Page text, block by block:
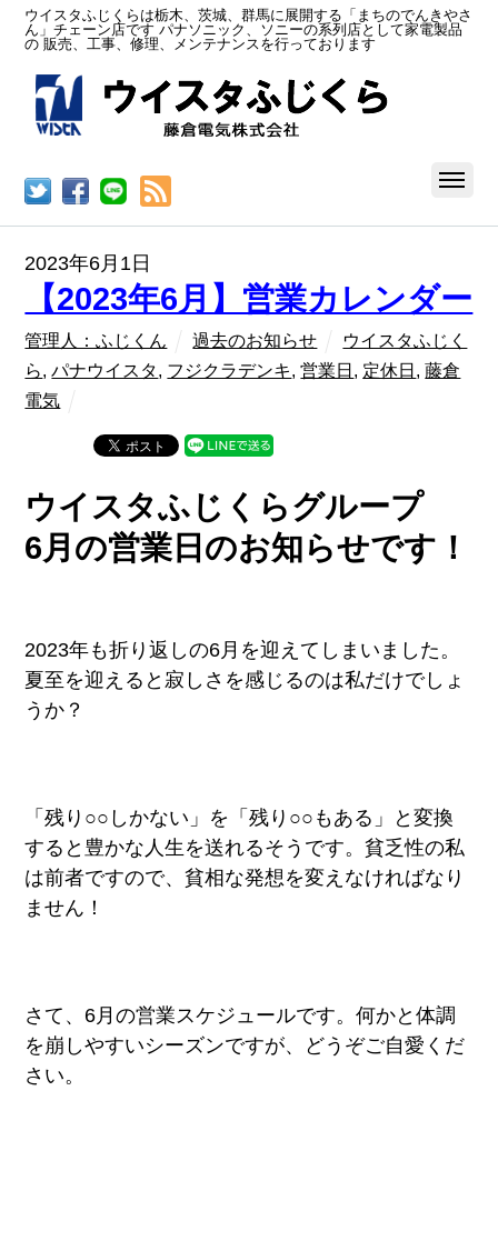
ウイスタふじくらは栃木、茨城、群馬に展開する「まちのでんきやさ
ん」チェーン店です パナソニック、ソニーの系列店として家電製品
の 販売、工事、修理、メンテナンスを行っております
2023年6月1日
【2023年6月】営業カレンダー
管理人：ふじくん 過去のお知らせ
ウイスタふじく
ら,パナウイスタ, フジクラデンキ,営業日, 定休日,藤倉
電気
ウイスタふじくらグループ
6月の営業日のお知らせです！
2023年も折り返しの6月を迎えてしまいました。
夏至を迎えると寂しさを感じるのは私だけでしょ
うか？
「残り○○しかない」を「残り○○もある」と変換
すると豊かな人生を送れるそうです。貧乏性の私
は前者ですので、貧相な発想を変えなければなり
ません！
さて、6月の営業スケジュールです。何かと体調
を崩しやすいシーズンですが、どうぞご自愛くだ
さい。